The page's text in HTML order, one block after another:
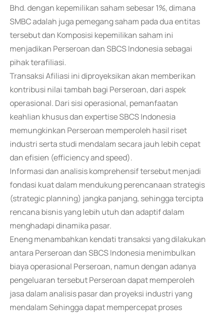
Bhd. dengan kepemilikan saham sebesar 1%, dimana
SMBC adalah juga pemegang saham pada dua entitas
tersebut dan Komposisi kepemilikan saham ini
menjadikan Perseroan dan SBCS Indonesia sebagai
pihak terafiliasi.
Transaksi Afiliasi ini diproyeksikan akan memberikan
kontribusi nilai tambah bagi Perseroan, dari aspek
operasional. Dari sisi operasional, pemanfaatan
keahlian khusus dan expertise SBCS Indonesia
memungkinkan Perseroan memperoleh hasil riset
industri serta studi mendalam secara jauh lebih cepat
dan efisien (efficiency and speed).
Informasi dan analisis komprehensif tersebut menjadi
fondasi kuat dalam mendukung perencanaan strategis
(strategic planning) jangka panjang, sehingga tercipta
rencana bisnis yang lebih utuh dan adaptif dalam
menghadapi dinamika pasar.
Eneng menambahkan kendati transaksi yang dilakukan
antara Perseroan dan SBCS Indonesia menimbulkan
biaya operasional Perseroan, namun dengan adanya
pengeluaran tersebut Perseroan dapat memperoleh
jasa dalam analisis pasar dan proyeksi industri yang
mendalam Sehingga dapat mempercepat proses